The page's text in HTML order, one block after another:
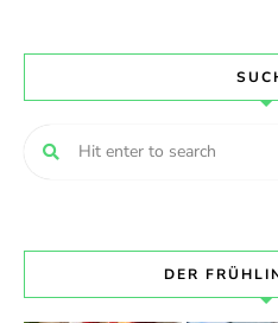
DER